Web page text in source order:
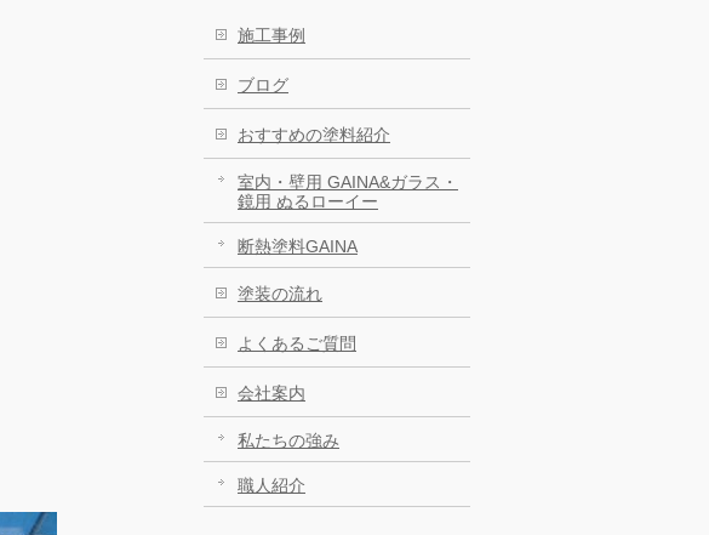
施工事例
ブログ
おすすめの塗料紹介
室内・壁用 GAINA&ガラス・
鏡用 ぬるローイー
断熱塗料GAINA
塗装の流れ
よくあるご質問
会社案内
私たちの強み
職人紹介